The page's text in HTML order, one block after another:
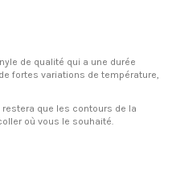
de qualité qui a une durée
fortes variations de température,
que les contours de la
où vous le souhaité.